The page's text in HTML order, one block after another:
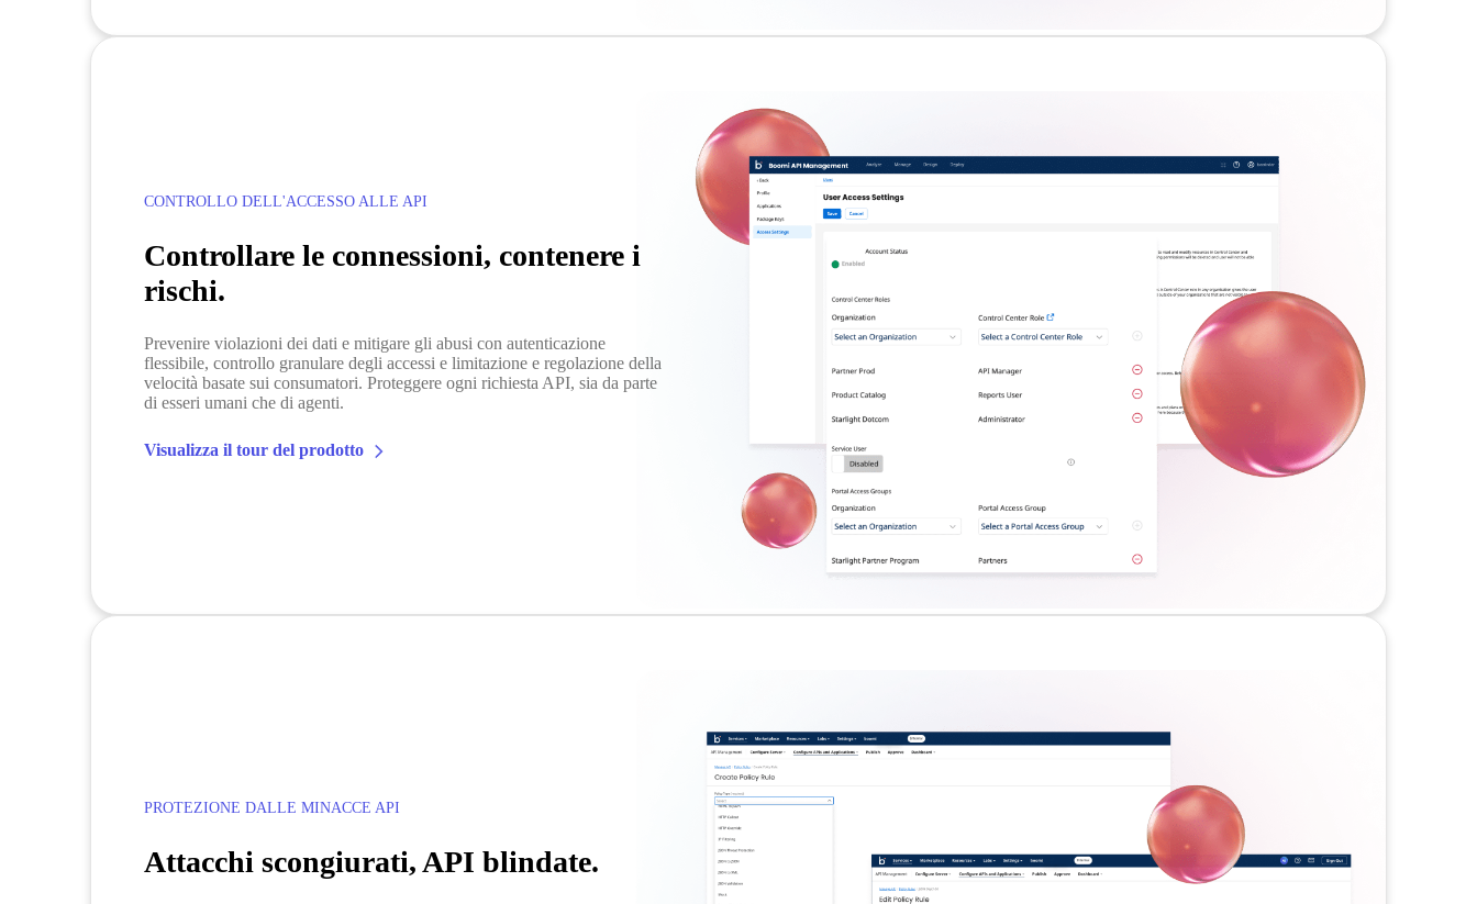
CONTROLLO DELL'ACCESSO ALLE API
Controllare le connessioni, contenere i
rischi.
Prevenire violazioni dei dati e mitigare gli abusi con autenticazione
flessibile, controllo granulare degli accessi e limitazione e regolazione della
velocità basate sui consumatori. Proteggere ogni richiesta API, sia da parte
di esseri umani che di agenti.
Visualizza il tour del prodotto
PROTEZIONE DALLE MINACCE API
Attacchi scongiurati, API blindate.